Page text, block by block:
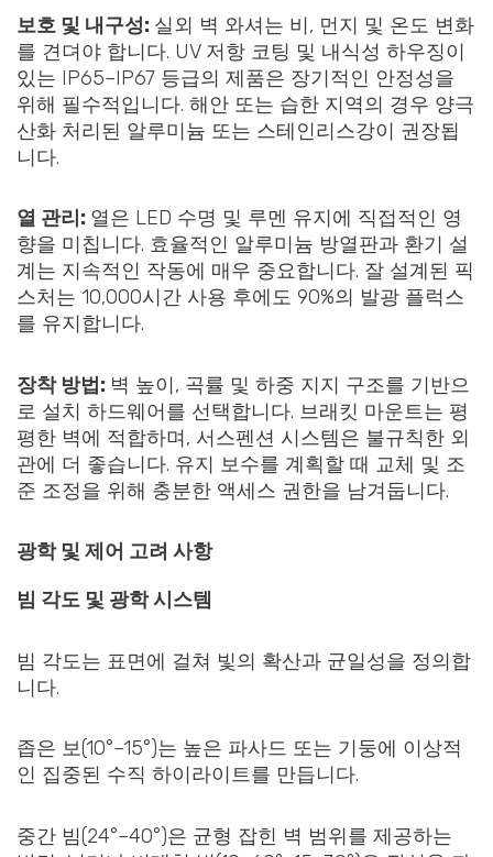
보호 및 내구성: 실외 벽 와셔는 비, 먼지 및 온도 변화
를 견뎌야 합니다. UV 저항 코팅 및 내식성 하우징이
있는 IP65–IP67 등급의 제품은 장기적인 안정성을
위해 필수적입니다. 해안 또는 습한 지역의 경우 양극
산화 처리된 알루미늄 또는 스테인리스강이 권장됩
니다.
열 관리: 열은 LED 수명 및 루멘 유지에 직접적인 영
향을 미칩니다. 효율적인 알루미늄 방열판과 환기 설
계는 지속적인 작동에 매우 중요합니다. 잘 설계된 픽
스처는 10,000시간 사용 후에도 90%의 발광 플럭스
를 유지합니다.
장착 방법: 벽 높이, 곡률 및 하중 지지 구조를 기반으
로 설치 하드웨어를 선택합니다. 브래킷 마운트는 평
평한 벽에 적합하며, 서스펜션 시스템은 불규칙한 외
관에 더 좋습니다. 유지 보수를 계획할 때 교체 및 조
준 조정을 위해 충분한 액세스 권한을 남겨둡니다.
광학 및 제어 고려 사항
빔 각도 및 광학 시스템
빔 각도는 표면에 걸쳐 빛의 확산과 균일성을 정의합
니다.
좁은 보(10°–15°)는 높은 파사드 또는 기둥에 이상적
인 집중된 수직 하이라이트를 만듭니다.
중간 빔(24°–40°)은 균형 잡힌 벽 범위를 제공하는